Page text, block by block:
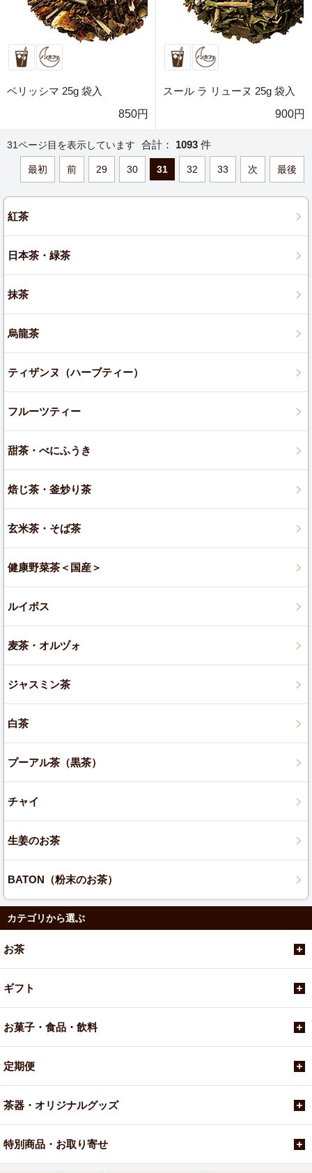
ベリッシマ 25g 袋入
850円
スール ラ リューヌ 25g 袋入
900円
31ページ目を表示しています 合計： 1093 件
最初 前 29 30 31 32 33 次 最後
紅茶
日本茶・緑茶
抹茶
烏龍茶
ティザンヌ（ハーブティー）
フルーツティー
甜茶・べにふうき
焙じ茶・釜炒り茶
玄米茶・そば茶
健康野菜茶＜国産＞
ルイボス
麦茶・オルヅォ
ジャスミン茶
白茶
プーアル茶（黒茶）
チャイ
生姜のお茶
BATON（粉末のお茶）
カテゴリから選ぶ
お茶
ギフト
お菓子・食品・飲料
定期便
茶器・オリジナルグッズ
特別商品・お取り寄せ